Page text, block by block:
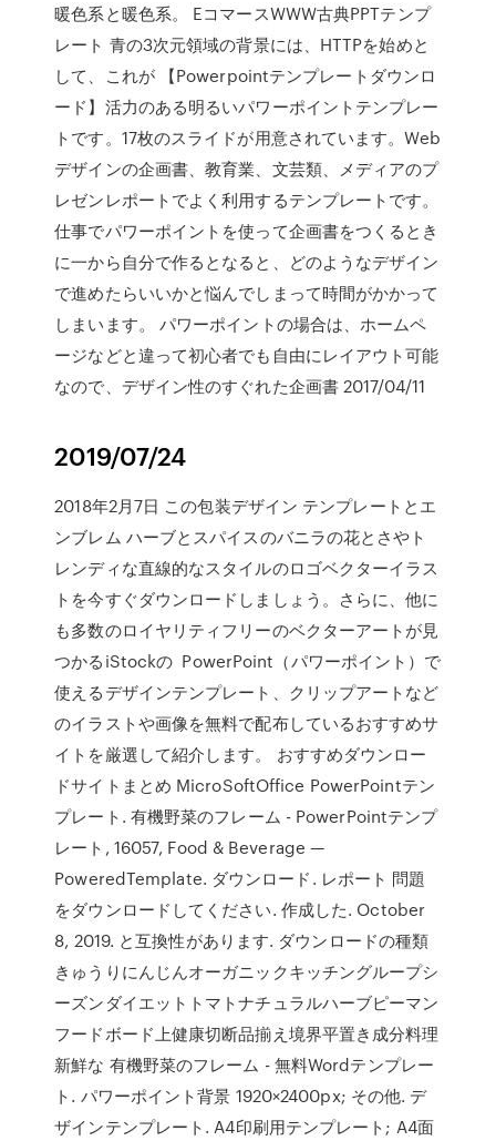
暖色系と暖色系。 EコマースWWW古典PPTテンプ
レート 青の3次元領域の背景には、HTTPを始めと
して、これが 【Powerpointテンプレートダウンロ
ード】活力のある明るいパワーポイントテンプレー
トです。17枚のスライドが用意されています。Web
デザインの企画書、教育業、文芸類、メディアのプ
レゼンレポートでよく利用するテンプレートです。
仕事でパワーポイントを使って企画書をつくるとき
に一から自分で作るとなると、どのようなデザイン
で進めたらいいかと悩んでしまって時間がかかって
しまいます。 パワーポイントの場合は、ホームペ
ージなどと違って初心者でも自由にレイアウト可能
なので、デザイン性のすぐれた企画書 2017/04/11
2019/07/24
2018年2月7日 この包装デザイン テンプレートとエ
ンブレム ハーブとスパイスのバニラの花とさやト
レンディな直線的なスタイルのロゴベクターイラス
トを今すぐダウンロードしましょう。さらに、他に
も多数のロイヤリティフリーのベクターアートが見
つかるiStockの PowerPoint（パワーポイント）で
使えるデザインテンプレート、クリップアートなど
のイラストや画像を無料で配布しているおすすめサ
イトを厳選して紹介します。 おすすめダウンロー
ドサイトまとめ MicroSoftOffice PowerPointテン
プレート. 有機野菜のフレーム - PowerPointテンプ
レート, 16057, Food & Beverage —
PoweredTemplate. ダウンロード. レポート 問題
をダウンロードしてください. 作成した. October
8, 2019. と互換性があります. ダウンロードの種類
きゅうりにんじんオーガニックキッチングループシ
ーズンダイエットトマトナチュラルハーブピーマン
フードボード上健康切断品揃え境界平置き成分料理
新鮮な 有機野菜のフレーム - 無料Wordテンプレー
ト. パワーポイント背景 1920×2400px; その他. デ
ザインテンプレート. A4印刷用テンプレート; A4面